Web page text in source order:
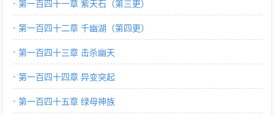
第一百四十一章 紫天石（第三更）
第一百四十二章 千幽湖（第四更）
第一百四十三章 击杀幽天
第一百四十四章 异变突起
第一百四十五章 绿母神族